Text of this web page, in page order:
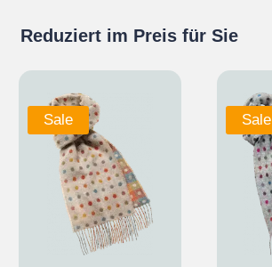
Reduziert im Preis für Sie
Sale Sale